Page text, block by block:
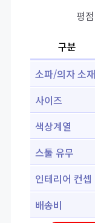
평
구분
소파/의자 소재
사이즈
색상계열
스툴 유무
인테리어 컨셉
배송비